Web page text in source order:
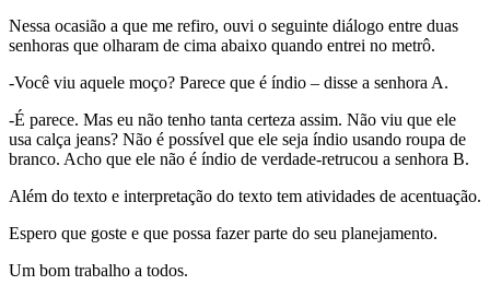
Nessa ocasião a que me refiro, ouvi o seguinte diálogo entre duas
senhoras que olharam de cima abaixo quando entrei no metrô.
-Você viu aquele moço? Parece que é índio – disse a senhora A.
-É parece. Mas eu não tenho tanta certeza assim. Não viu que ele
usa calça jeans? Não é possível que ele seja índio usando roupa de
branco. Acho que ele não é índio de verdade-retrucou a senhora B.
Além do texto e interpretação do texto tem atividades de acentuação.
Espero que goste e que possa fazer parte do seu planejamento.
Um bom trabalho a todos.